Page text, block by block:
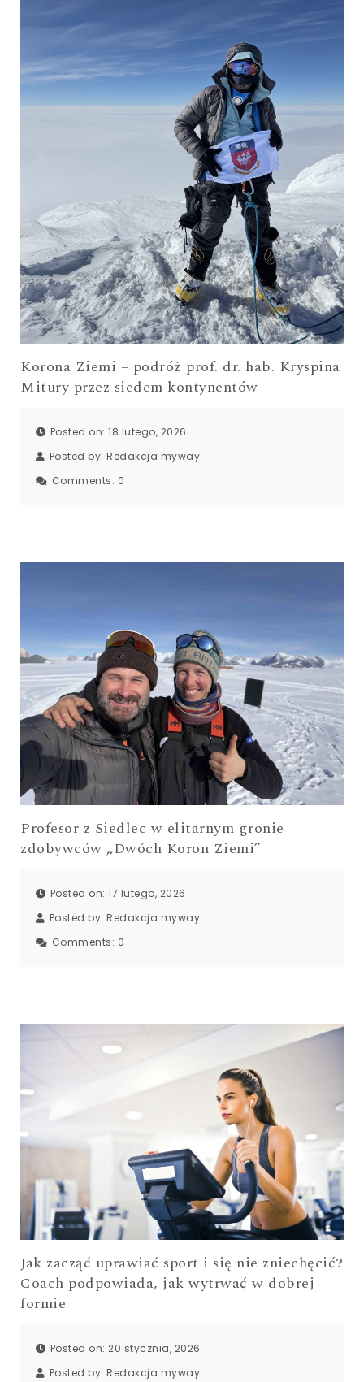
Korona Ziemi – podróż prof. dr. hab. Kryspina
Mitury przez siedem kontynentów
Posted on: 18 lutego, 2026
Posted by: Redakcja myway
Comments: 0
Profesor z Siedlec w elitarnym gronie
zdobywców „Dwóch Koron Ziemi”
Posted on: 17 lutego, 2026
Posted by: Redakcja myway
Comments: 0
Jak zacząć uprawiać sport i się nie zniechęcić?
Coach podpowiada, jak wytrwać w dobrej
formie
Posted on: 20 stycznia, 2026
Posted by: Redakcja myway